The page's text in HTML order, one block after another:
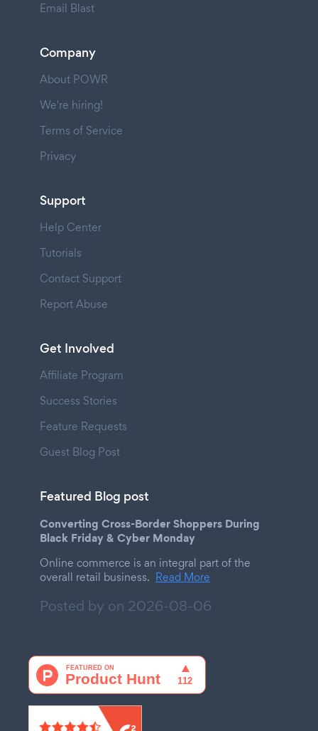
Email Blast
Company
About POWR
We're hiring!
Terms of Service
Privacy
Support
Help Center
Tutorials
Contact Support
Report Abuse
Get Involved
Affiliate Program
Success Stories
Feature Requests
Guest Blog Post
Featured Blog post
Converting Cross-Border Shoppers During
Black Friday & Cyber Monday
Online commerce is an integral part of the
overall retail business. Read More
Posted by on 2026-08-06